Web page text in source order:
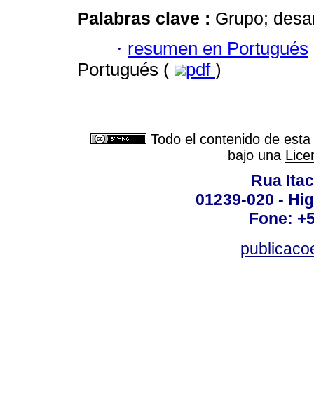
Palabras clave : Grupo;
· resumen en Portugués
Portugués (
pdf )
Todo el contenido de
bajo una
Rua
01239-020 -
Fone: